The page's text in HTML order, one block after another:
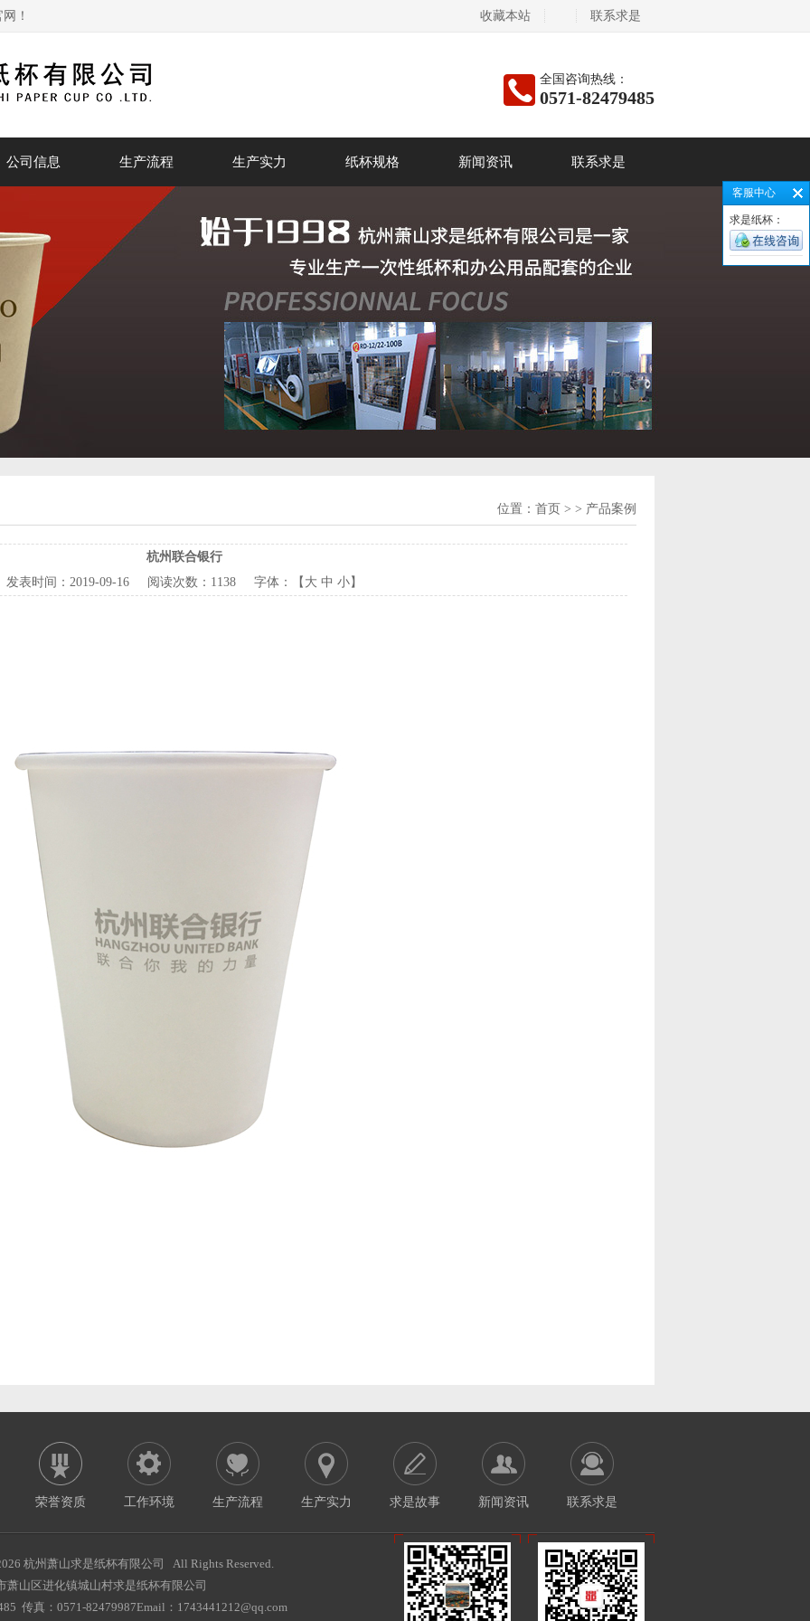
！ 收藏本站 联系求是
全国咨询热线：
0571-82479485
公司信息 生产流程 生产实力 纸杯规格 新闻资讯 联系求是
位置： 首页 > > 产品案例
杭州联合银行
发表时间： 2019-09-16 阅读次数： 1138 字体：【 大 中 小】
荣誉资质 工作环境 生产流程 生产实力 求是故事 新闻资讯 联系求是
杭州萧山求是纸杯有限公司 All Rights Reserved.
萧山区进化镇城山村求是纸杯有限公司
传真：0571-82479987Email：1743441212@qq.com
客服中心
求是纸杯：